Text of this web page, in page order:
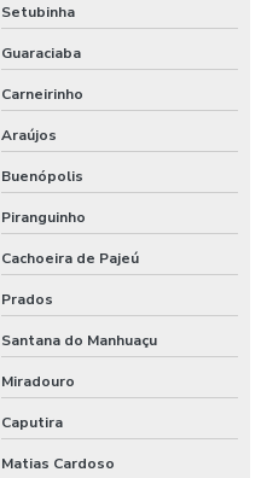
Setubinha
Guaraciaba
Carneirinho
Araújos
Buenópolis
Piranguinho
Cachoeira de Pajeú
Prados
Santana do Manhuaçu
Miradouro
Caputira
Matias Cardoso